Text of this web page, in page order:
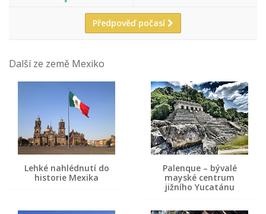
Předpověď počasí
Další ze země Mexiko
Lehké nahlédnutí do
historie Mexika
Palenque – bývalé
mayské centrum
jižního Yucatánu